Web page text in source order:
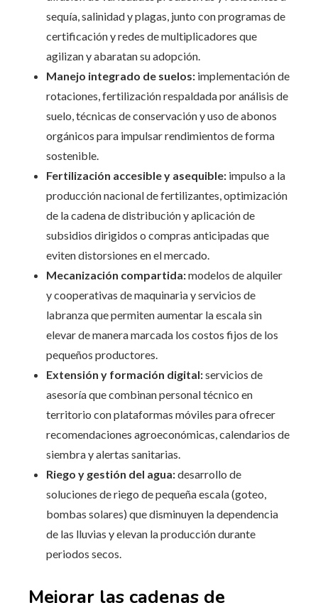
sequía, salinidad y plagas, junto con programas de
certificación y redes de multiplicadores que
agilizan y abaratan su adopción.
Manejo integrado de suelos: implementación de
rotaciones, fertilización respaldada por análisis de
suelo, técnicas de conservación y uso de abonos
orgánicos para impulsar rendimientos de forma
sostenible.
Fertilización accesible y asequible: impulso a la
producción nacional de fertilizantes, optimización
de la cadena de distribución y aplicación de
subsidios dirigidos o compras anticipadas que
eviten distorsiones en el mercado.
Mecanización compartida:modelos de alquiler
y cooperativas de maquinaria y servicios de
labranza que permiten aumentar la escala sin
elevar de manera marcada los costos fijos de los
pequeños productores.
Extensión y formación digital:servicios de
asesoría que combinan personal técnico en
territorio con plataformas móviles para ofrecer
recomendaciones agroeconómicas, calendarios de
siembra y alertas sanitarias.
Riego y gestión del agua:desarrollo de
soluciones de riego de pequeña escala (goteo,
bombas solares) que disminuyen la dependencia
de las lluvias y elevan la producción durante
periodos secos.
Mejorar las cadenas de